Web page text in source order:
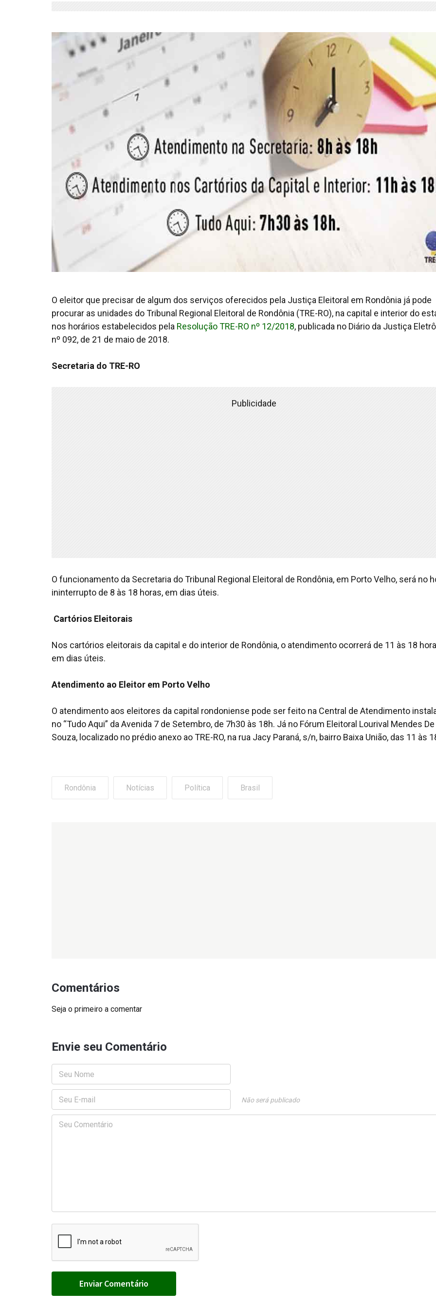
O eleitor que precisar de algum dos serviços oferecidos pela Justiça Eleitoral em Rondônia já pode
procurar as unidades do Tribunal Regional Eleitoral de Rondônia (TRE-RO), na capital e interior do
nos horários estabelecidos pela Resolução TRE-RO nº 12/2018, publicada no Diário da Justiça
nº 092, de 21 de maio de 2018.
Secretaria do TRE-RO
Publicidade
O funcionamento da Secretaria do Tribunal Regional Eleitoral de Rondônia, em Porto Velho, será no
ininterrupto de 8 às 18 horas, em dias úteis.
Cartórios Eleitorais
Nos cartórios eleitorais da capital e do interior de Rondônia, o atendimento ocorrerá de 11 às 18
em dias úteis.
Atendimento ao Eleitor em Porto Velho
O atendimento aos eleitores da capital rondoniense pode ser feito na Central de Atendimento
no “Tudo Aqui” da Avenida 7 de Setembro, de 7h30 às 18h. Já no Fórum Eleitoral Lourival Mendes De
Souza, localizado no prédio anexo ao TRE-RO, na rua Jacy Paraná, s/n, bairro Baixa União, das 11 às
Rondônia Notícias Política Brasil
Comentários
Seja o primeiro a comentar
Envie seu Comentário
Não será publicado